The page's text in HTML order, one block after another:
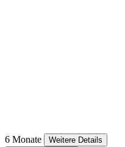
6 Monate
Weitere Details